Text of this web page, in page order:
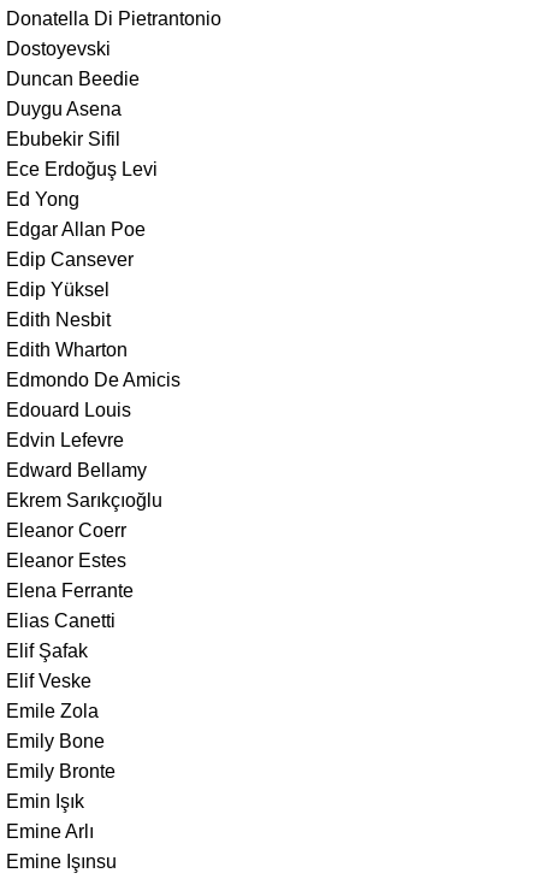
Donatella Di Pietrantonio
Dostoyevski
Duncan Beedie
Duygu Asena
Ebubekir Sifil
Ece Erdoğuş Levi
Ed Yong
Edgar Allan Poe
Edip Cansever
Edip Yüksel
Edith Nesbit
Edith Wharton
Edmondo De Amicis
Edouard Louis
Edvin Lefevre
Edward Bellamy
Ekrem Sarıkçıoğlu
Eleanor Coerr
Eleanor Estes
Elena Ferrante
Elias Canetti
Elif Şafak
Elif Veske
Emile Zola
Emily Bone
Emily Bronte
Emin Işık
Emine Arlı
Emine Işınsu